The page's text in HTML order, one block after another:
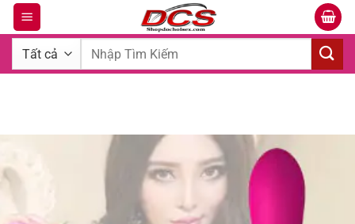
Bỏ
qua
dung
Tìm